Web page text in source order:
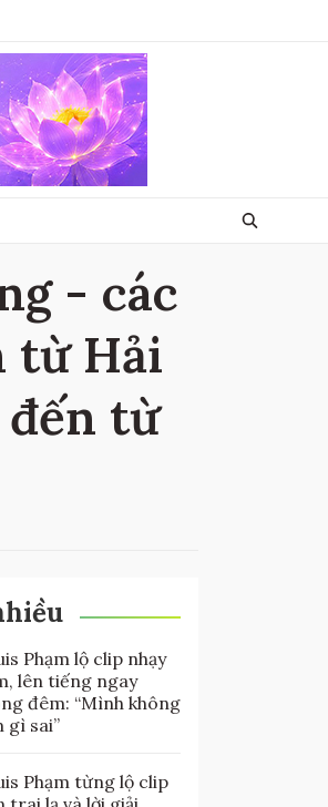
- các
từ Hải
đến từ
Phạm lộ clip nhạy
lên tiếng ngay
đêm: “Mình không
gì sai”
Phạm từng lộ clip